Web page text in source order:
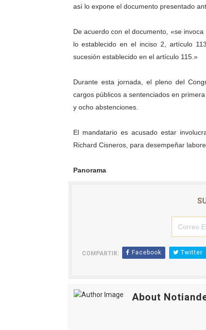
El Lactario del Iahula
Plan Vacacional
Inicia el plan
así lo expone el documento presentado
De acuerdo con el documento, «se
lo establecido en el inciso 2, artículo
sucesión establecido en el artículo 115.»
Durante esta jornada, el pleno del
cargos públicos a sentenciados en
y ocho abstenciones.
El mandatario es acusado estar
Richard Cisneros, para desempeñar
Panorama
COMPARTIR: Facebook Twitter
About